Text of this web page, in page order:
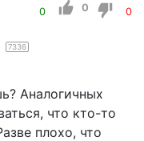
0 0 0
7336
Аналогичных
что кто-то
плохо, что